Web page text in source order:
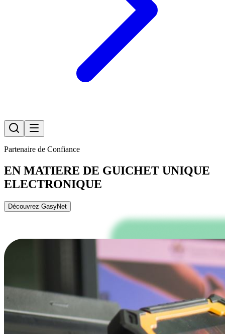
Partenaire de Confiance
EN MATIERE DE GUICHET UNIQUE
ELECTRONIQUE
Découvrez GasyNet